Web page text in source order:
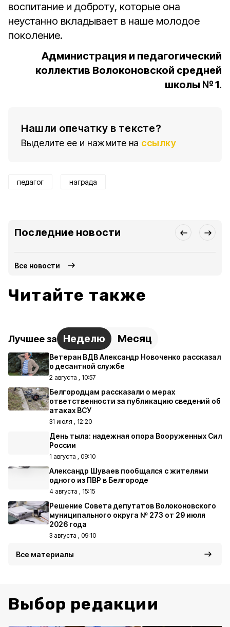
воспитание и доброту, которые она
неустанно вкладывает в наше молодое
поколение.
Администрация и педагогический
коллектив Волоконовской средней
школы № 1.
Нашли опечатку в тексте?
Выделите ее и нажмите на ссылку
педагог награда
Последние новости
Все новости
Читайте также
Лучшее за Неделю Месяц
Ветеран ВДВ Александр Новоченко рассказал
о десантной службе
2 августа , 10:57
Белгородцам рассказали о мерах
ответственности за публикацию сведений об
атаках ВСУ
31 июля , 12:20
День тыла: надежная опора Вооруженных Сил
России
1 августа , 09:10
Александр Шуваев пообщался с жителями
одного из ПВР в Белгороде
4 августа , 15:15
Решение Совета депутатов Волоконовского
муниципального округа № 273 от 29 июля
2026 года
3 августа , 09:10
Все материалы
Выбор редакции